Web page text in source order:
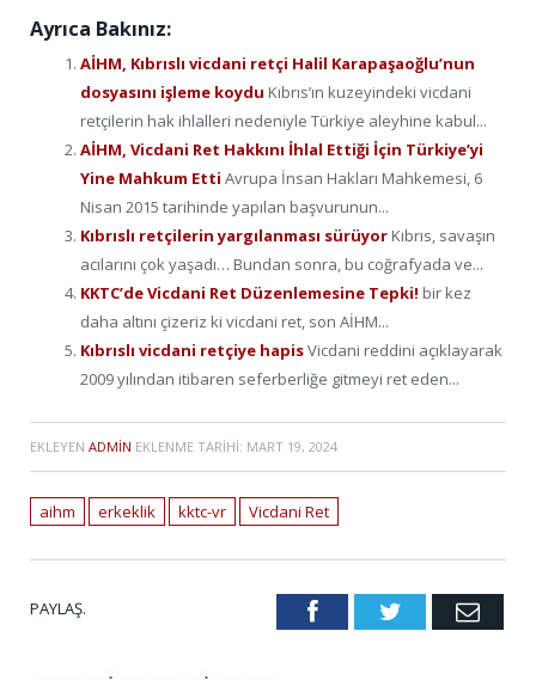
Ayrıca Bakınız:
AİHM, Kıbrıslı vicdani retçi Halil Karapaşaoğlu’nun
dosyasını işleme koydu Kıbrıs’ın kuzeyindeki vicdani
retçilerin hak ihlalleri nedeniyle Türkiye aleyhine kabul...
AİHM, Vicdani Ret Hakkını İhlal Ettiği İçin Türkiye’yi
Yine Mahkum Etti Avrupa İnsan Hakları Mahkemesi, 6
Nisan 2015 tarihinde yapılan başvurunun...
Kıbrıslı retçilerin yargılanması sürüyor Kıbrıs, savaşın
acılarını çok yaşadı… Bundan sonra, bu coğrafyada ve...
KKTC’de Vicdani Ret Düzenlemesine Tepki! bir kez
daha altını çizeriz ki vicdani ret, son AİHM...
Kıbrıslı vicdani retçiye hapisVicdani reddini açıklayarak
2009 yılından itibaren seferberliğe gitmeyi ret eden...
EKLEYEN ADMIN EKLENME TARIHI: MART 19, 2024
aihm erkeklik kktc-vr Vicdani Ret
PAYLAŞ. FacebookTwitter Email